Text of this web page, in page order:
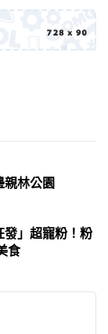
林公園
發」超寵粉！粉
食